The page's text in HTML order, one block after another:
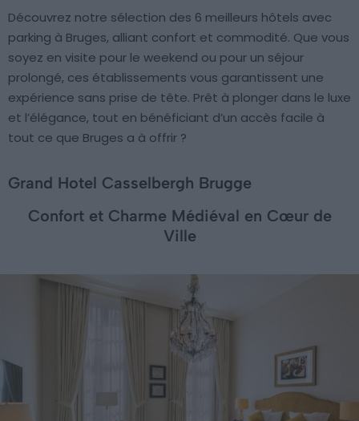
Découvrez notre sélection des 6 meilleurs hôtels avec
parking à Bruges, alliant confort et commodité. Que vous
soyez en visite pour le weekend ou pour un séjour
prolongé, ces établissements vous garantissent une
expérience sans prise de tête. Prêt à plonger dans le luxe
et l’élégance, tout en bénéficiant d’un accès facile à
tout ce que Bruges a à offrir ?
Grand Hotel Casselbergh Brugge
Confort et Charme Médiéval en Cœur de
Ville